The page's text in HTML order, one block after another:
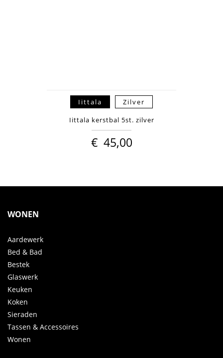
Iittala Zilver
Iittala kerstbal 5st. zilver
€ 45,00
WONEN
Aardewerk
Bed & Bad
Bestek
Glaswerk
Keuken
Koken
Sieraden
Tassen & Accessoires
Wonen